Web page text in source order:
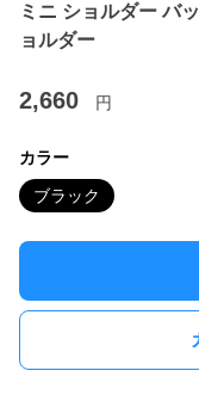
ミニ ショルダー バ
ョルダー
2,660 円
カラー
ブラック